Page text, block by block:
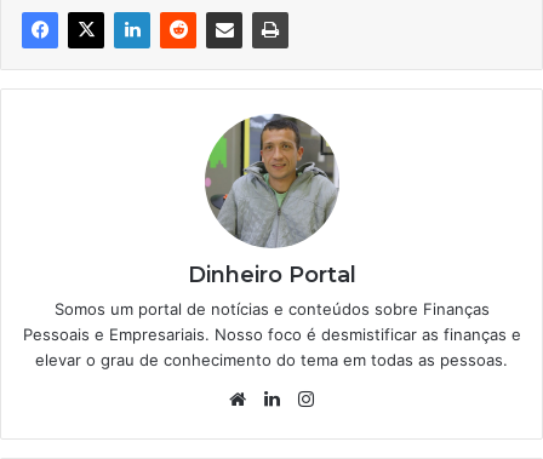
Dinheiro Portal
Somos um portal de notícias e conteúdos sobre Finanças
Pessoais e Empresariais. Nosso foco é desmistificar as finanças e
elevar o grau de conhecimento do tema em todas as pessoas.
WebsiteLinkedin